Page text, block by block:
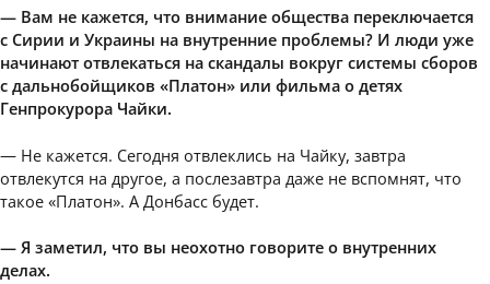
— Вам не кажется, что внимание общества переключается
с Сирии и Украины на внутренние проблемы? И люди уже
начинают отвлекаться на скандалы вокруг системы сборов
с дальнобойщиков «Платон» или фильма о детях
Генпрокурора Чайки.
— Не кажется. Сегодня отвлеклись на Чайку, завтра
отвлекутся на другое, а послезавтра даже не вспомнят, что
такое «Платон». А Донбасс будет.
— Я заметил, что вы неохотно говорите о внутренних
делах.